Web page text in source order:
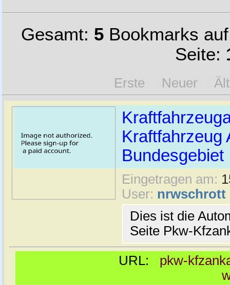
Gesamt: 5Bookmarks
Seite:
Erste Neuer
Kraftfahrzeug
Bundesgebiet
Eingetragen am:
User: nrwschrott
Dies ist die
Seite Pkw-
URL: pkw-